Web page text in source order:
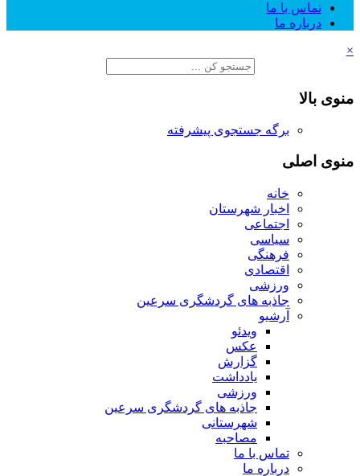
تماس با ما
درباره ما
×
منوی بالا
برگه جستجوی پیشرفته
منوی اصلی
خانه
اخبار شهرستان
اجتماعی
سیاسی
فرهنگی
اقتصادی
ورزشی
جاذبه های گردشگری سرعین
آرشیو
ویدئو
عکس
گزارش
یادداشت
ورزشی
جاذبه های گردشگری سرعین
شهرستانی
مصاحبه
تماس با ما
درباره ما